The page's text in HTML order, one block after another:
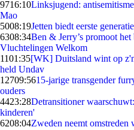
9716:10Linksjugend:
Mao
5008:19Jetten biedt eerste
6308:34Ben & Jerry’s promoot
Vluchtelingen Welkom
1101:35[WK] Duitsland wint op
held Undav
12709:5615-jarige transgender
ouders
4423:28Detransitioner
kinderen'
6208:04Zweden neemt omstreden